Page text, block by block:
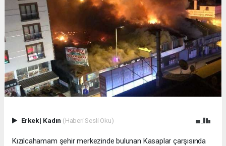
Erkek| Kadın (Haberi Sesli Oku)
Kızılcahamam şehir merkezinde bulunan Kasaplar çarşısında